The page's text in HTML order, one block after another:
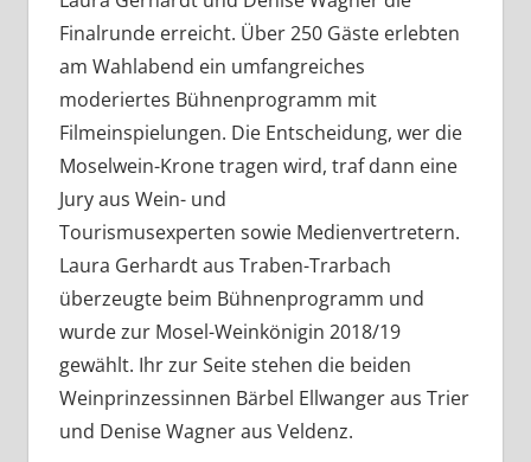
Finalrunde erreicht. Über 250 Gäste erlebten
am Wahlabend ein umfangreiches
moderiertes Bühnenprogramm mit
Filmeinspielungen. Die Entscheidung, wer die
Moselwein-Krone tragen wird, traf dann eine
Jury aus Wein- und
Tourismusexperten sowie Medienvertretern.
Laura Gerhardt aus Traben-Trarbach
überzeugte beim Bühnenprogramm und
wurde zur Mosel-Weinkönigin 2018/19
gewählt. Ihr zur Seite stehen die beiden
Weinprinzessinnen Bärbel Ellwanger aus Trier
und Denise Wagner aus Veldenz.